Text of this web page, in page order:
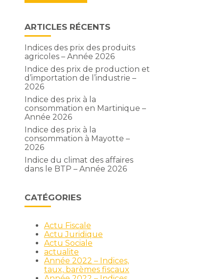
ARTICLES RÉCENTS
Indices des prix des produits
agricoles – Année 2026
Indice des prix de production et
d’importation de l’industrie –
2026
Indice des prix à la
consommation en Martinique –
Année 2026
Indice des prix à la
consommation à Mayotte –
2026
Indice du climat des affaires
dans le BTP – Année 2026
CATÉGORIES
Actu Fiscale
Actu Juridique
Actu Sociale
actualite
Année 2022 – Indices,
taux, barèmes fiscaux